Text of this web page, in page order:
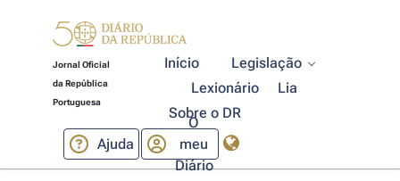
Jornal Oficial
da República
Portuguesa
Início
Legislação
Lexionário
Lia
Sobre o DR
Ajuda
O
meu
Diário